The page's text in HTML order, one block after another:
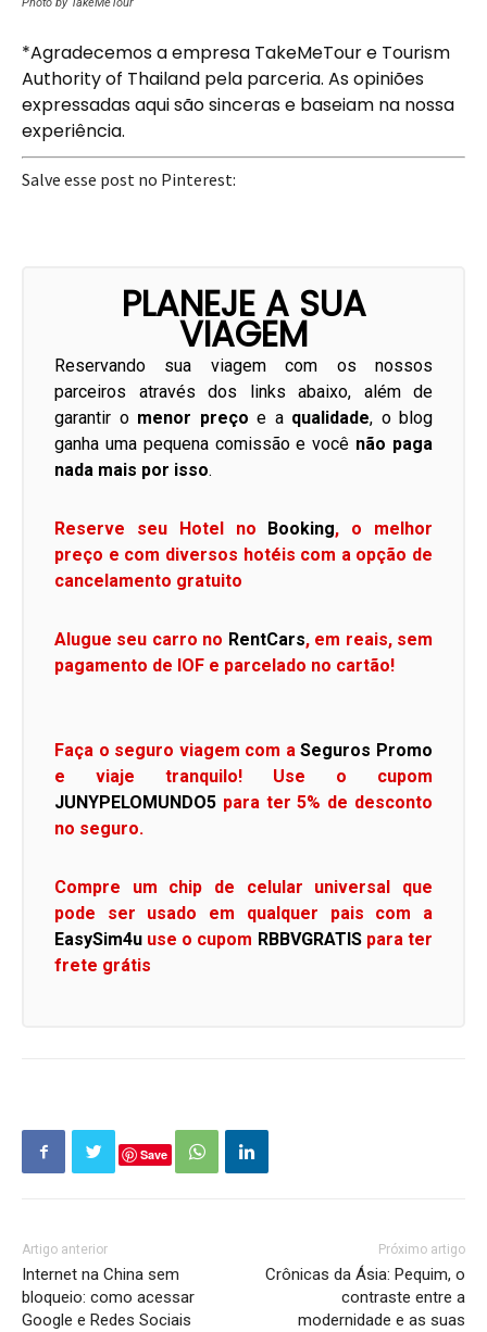
*Agradecemos a empresa TakeMeTour e Tourism
Authority of Thailand pela parceria. As opiniões
expressadas aqui são sinceras e baseiam na nossa
experiência.
Salve esse post no Pinterest:
PLANEJE A SUA
VIAGEM
Reservando sua viagem com os nossos
parceiros através dos links abaixo, além de
garantir o menor preço e a qualidade, o blog
ganha uma pequena comissão e você não paga
nada mais por isso.
Reserve seu Hotel no Booking, o melhor
preço e com diversos hotéis com a opção de
cancelamento gratuito
Alugue seu carro no RentCars, em reais, sem
pagamento de IOF e parcelado no cartão!
Faça o seguro viagem com aSeguros Promo
e viaje tranquilo! Use o cupom
JUNYPELOMUNDO5 para ter 5% de desconto
no seguro.
Compre um chip de celular universal que
pode ser usado em qualquer pais com a
EasySim4u use o cupom RBBVGRATIS para ter
frete grátis
Save
Artigo anterior
Internet na China sem
bloqueio: como acessar
Google e Redes Sociais
Próximo artigo
Crônicas da Ásia: Pequim, o
contraste entre a
modernidade e as suas